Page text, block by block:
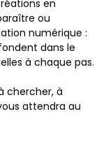
en
ou
numérique :
dans le
à chaque pas.
chercher, à
attendra au